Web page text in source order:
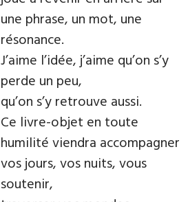
une phrase, un mot, une
résonance.
J’aime l’idée, j’aime qu’on s’y
perde un peu,
qu’on s’y retrouve aussi.
Ce livre-objet en toute
humilité viendra accompagner
vos jours, vos nuits, vous
soutenir,